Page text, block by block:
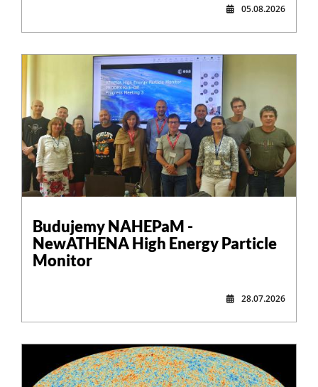
05.08.2026
Budujemy NAHEPaM -
NewATHENA High Energy Particle
Monitor
28.07.2026